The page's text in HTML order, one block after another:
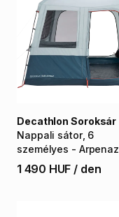
Nappali sátor​,​ 6
személyes - Arpenaz
Decathlon Soroksár
1 490 HUF / den